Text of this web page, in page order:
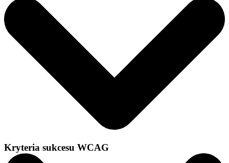
Kryteria sukcesu WCAG